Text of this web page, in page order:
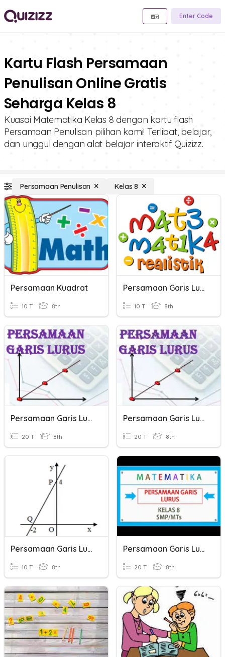
Enter Code
Kartu Flash Persamaan
Penulisan Online Gratis
Seharga Kelas 8
Kuasai Matematika Kelas 8 dengan kartu flash
Persamaan Penulisan pilihan kami! Terlibat, belajar,
dan unggul dengan alat belajar interaktif Quizizz.
Persamaan Penulisan Kelas 8
Persamaan Kuadrat
10 T 8th
Persamaan Garis Lurus
10 T 8th
Persamaan Garis Lurus
20 T 8th
Persamaan Garis Lurus
20 T 8th
Persamaan Garis Lurus
10 T 8th
Persamaan Garis Lurus
20 T 8th